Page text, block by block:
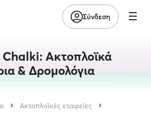
Σύνδεση
Chalki: Ακτοπλοϊκά
& Δρομολόγια
Ακτοπλοϊκές εταιρείες